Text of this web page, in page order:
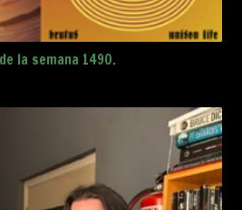
la semana 1490.